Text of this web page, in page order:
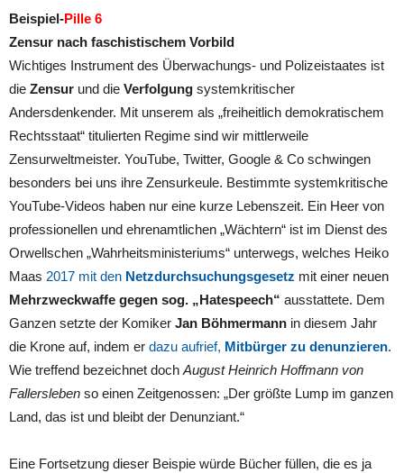
Beispiel-Pille 6
Zensur nach faschistischem Vorbild
Wichtiges Instrument des Überwachungs- und Polizeistaates ist
die Zensur und die Verfolgung systemkritischer
Andersdenkender. Mit unserem als „freiheitlich demokratischem
Rechtsstaat“ titulierten Regime sind wir mittlerweile
Zensurweltmeister. YouTube, Twitter, Google & Co schwingen
besonders bei uns ihre Zensurkeule. Bestimmte systemkritische
YouTube-Videos haben nur eine kurze Lebenszeit. Ein Heer von
professionellen und ehrenamtlichen „Wächtern“ ist im Dienst des
Orwellschen „Wahrheitsministeriums“ unterwegs, welches Heiko
Maas 2017 mit den Netzdurchsuchungsgesetz mit einer neuen
Mehrzweckwaffe gegen sog. „Hatespeech“ ausstattete. Dem
Ganzen setzte der Komiker Jan Böhmermann in diesem Jahr
die Krone auf, indem er dazu aufrief, Mitbürger zu denunzieren.
Wie treffend bezeichnet doch August Heinrich Hoffmann von
Fallersleben so einen Zeitgenossen: „Der größte Lump im ganzen
Land, das ist und bleibt der Denunziant.“
Eine Fortsetzung dieser Beispie würde Bücher füllen, die es ja